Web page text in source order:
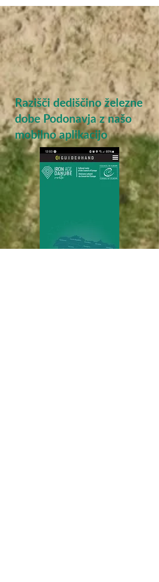
Razišči dediščino železne
dobe Podonavja z našo
mobilno aplikacijo